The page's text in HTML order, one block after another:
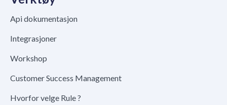
Api dokumentasjon
Integrasjoner
Workshop
Customer Success Management
Hvorfor velge Rule ?